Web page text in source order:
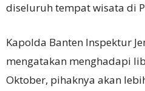
diseluruh tempat wisata di
Kapolda Banten Inspektur
mengatakan menghadapi
Oktober, pihaknya akan